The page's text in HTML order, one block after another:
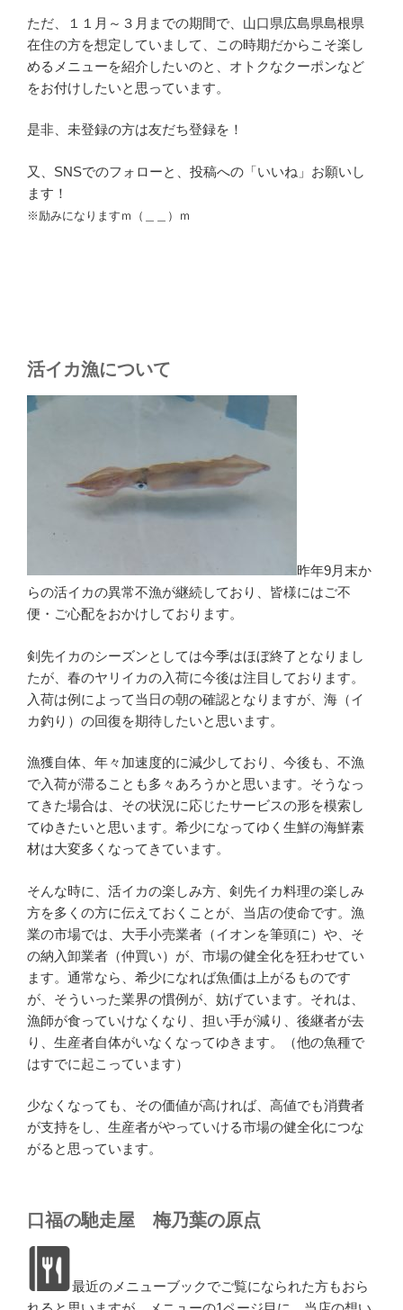
ただ、１１月～３月までの期間で、山口県広島県島根県
在住の方を想定していまして、この時期だからこそ楽し
めるメニューを紹介したいのと、オトクなクーポンなど
をお付けしたいと思っています。
是非、未登録の方は友だち登録を！
又、SNSでのフォローと、投稿への「いいね」お願いし
ます！
※励みになりますｍ（＿＿）ｍ
活イカ漁について
昨年9月末か
らの活イカの異常不漁が継続しており、皆様にはご不
便・ご心配をおかけしております。
剣先イカのシーズンとしては今季はほぼ終了となりまし
たが、春のヤリイカの入荷に今後は注目しております。
入荷は例によって当日の朝の確認となりますが、海（イ
カ釣り）の回復を期待したいと思います。
漁獲自体、年々加速度的に減少しており、今後も、不漁
で入荷が滞ることも多々あろうかと思います。そうなっ
てきた場合は、その状況に応じたサービスの形を模索し
てゆきたいと思います。希少になってゆく生鮮の海鮮素
材は大変多くなってきています。
そんな時に、活イカの楽しみ方、剣先イカ料理の楽しみ
方を多くの方に伝えておくことが、当店の使命です。漁
業の市場では、大手小売業者（イオンを筆頭に）や、そ
の納入卸業者（仲買い）が、市場の健全化を狂わせてい
ます。通常なら、希少になれば魚価は上がるものです
が、そういった業界の慣例が、妨げています。それは、
漁師が食っていけなくなり、担い手が減り、後継者が去
り、生産者自体がいなくなってゆきます。（他の魚種で
はすでに起こっています）
少なくなっても、その価値が高ければ、高値でも消費者
が支持をし、生産者がやっていける市場の健全化につな
がると思っています。
口福の馳走屋 梅乃葉の原点
最近のメニューブックでご覧になられた方もおら